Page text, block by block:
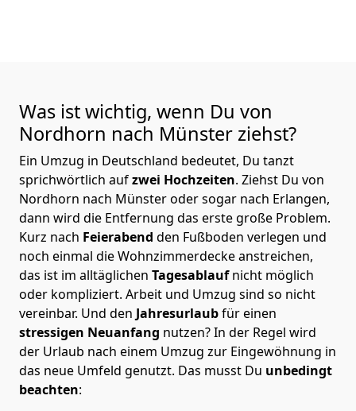
Was ist wichtig, wenn Du von
Nordhorn nach Münster ziehst?
Ein Umzug in Deutschland bedeutet, Du tanzt
sprichwörtlich aufzwei Hochzeiten. Ziehst Du von
Nordhorn nach Münster oder sogar nach Erlangen,
dann wird die Entfernung das erste große Problem.
Kurz nach Feierabend den Fußboden verlegen und
noch einmal die Wohnzimmerdecke anstreichen,
das ist im alltäglichen Tagesablaufnicht möglich
oder kompliziert. Arbeit und Umzug sind so nicht
vereinbar. Und den Jahresurlaubfür einen
stressigen Neuanfang nutzen? In der Regel wird
der Urlaub nach einem Umzug zur Eingewöhnung in
das neue Umfeld genutzt. Das musst Du unbedingt
beachten: